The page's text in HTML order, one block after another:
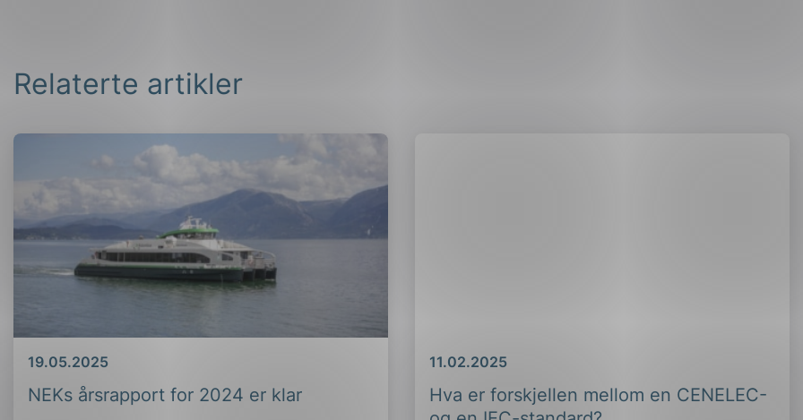
Relaterte artikler
NEKs årsrapport for 2024 er klar
Dato
19.05.2025
Hva er forskjellen mellom en CENELEC-
Dato
11.02.2025